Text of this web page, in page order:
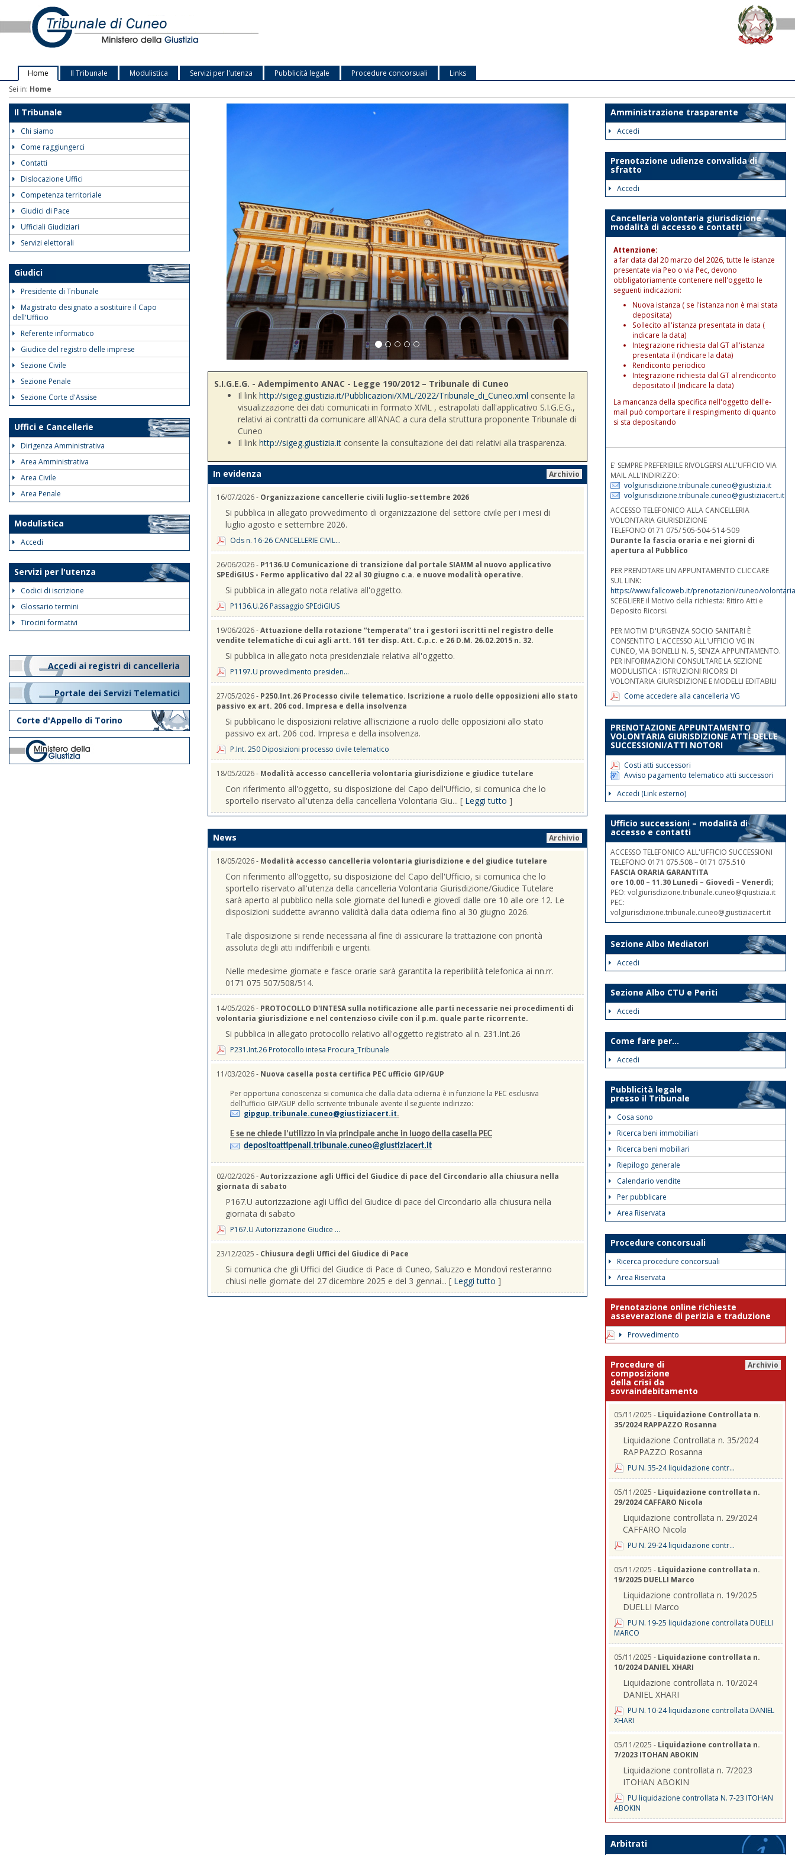
Home Il Tribunale Modulistica Servizi per l'utenza Pubblicità legale Procedure concorsuali
Links
Sei in: Home
Il Tribunale
Chi siamo
Come raggiungerci
Contatti
Dislocazione Uffici
Competenza territoriale
Giudici di Pace
Ufficiali Giudiziari
Servizi elettorali
Giudici
Presidente di Tribunale
Magistrato designato a sostituire il Capo
dell'Ufficio
Referente informatico
Giudice del registro delle imprese
Sezione Civile
Sezione Penale
Sezione Corte d'Assise
Uffici e Cancellerie
Dirigenza Amministrativa
Area Amministrativa
Area Civile
Area Penale
Modulistica
Accedi
Servizi per l'utenza
Codici di iscrizione
Glossario termini
Tirocini formativi
Accedi ai registri di cancelleria
Portale dei Servizi Telematici
Corte d'Appello di Torino
S.I.G.E.G. - Adempimento ANAC - Legge 190/2012 – Tribunale di Cuneo
Il link http://sigeg.giustizia.it/Pubblicazioni/XML/2022/Tribunale_di_Cuneo.xml consente la
visualizzazione dei dati comunicati in formato XML , estrapolati dall'applicativo S.I.G.E.G.,
relativi ai contratti da comunicare all'ANAC a cura della struttura proponente Tribunale di
Cuneo
Il link http://sigeg.giustizia.it consente la consultazione dei dati relativi alla trasparenza.
In evidenza Archivio
16/07/2026 - Organizzazione cancellerie civili luglio-settembre 2026
Si pubblica in allegato provvedimento di organizzazione del settore civile per i mesi di
luglio agosto e settembre 2026.
Ods n. 16-26 CANCELLERIE CIVIL...
26/06/2026 - P1136.U Comunicazione di transizione dal portale SIAMM al nuovo applicativo
SPEdiGIUS - Fermo applicativo dal 22 al 30 giugno c.a. e nuove modalità operative.
Si pubblica in allegato nota relativa all'oggetto.
P1136.U.26 Passaggio SPEdiGIUS
19/06/2026 -Attuazione della rotazione “temperata” tra i gestori iscritti nel registro delle
vendite telematiche di cui agli artt. 161 ter disp. Att. C.p.c. e 26 D.M. 26.02.2015 n. 32.
Si pubblica in allegato nota presidenziale relativa all'oggetto.
P1197.U provvedimento presiden...
27/05/2026 - P250.Int.26 Processo civile telematico. Iscrizione a ruolo delle opposizioni allo stato
passivo ex art. 206 cod. Impresa e della insolvenza
Si pubblicano le disposizioni relative all'iscrizione a ruolo delle opposizioni allo stato
passivo ex art. 206 cod. Impresa e della insolvenza.
P.Int. 250 Diposizioni processo civile telematico
18/05/2026 - Modalità accesso cancelleria volontaria giurisdizione e giudice tutelare
Con riferimento all'oggetto, su disposizione del Capo dell'Ufficio, si comunica che lo
sportello riservato all'utenza della cancelleria Volontaria Giu... [ Leggi tutto ]
News Archivio
18/05/2026 - Modalità accesso cancelleria volontaria giurisdizione e del giudice tutelare
Con riferimento all'oggetto, su disposizione del Capo dell'Ufficio, si comunica che lo
sportello riservato all'utenza della cancelleria Volontaria Giurisdizione/Giudice Tutelare
sarà aperto al pubblico nella sole giornate del lunedì e giovedì dalle ore 10 alle ore 12. Le
disposizioni suddette avranno validità dalla data odierna fino al 30 giugno 2026.
Tale disposizione si rende necessaria al fine di assicurare la trattazione con priorità
assoluta degli atti indifferibili e urgenti.
Nelle medesime giornate e fasce orarie sarà garantita la reperibilità telefonica ai nn.rr.
0171 075 507/508/514.
14/05/2026 - PROTOCOLLO D'INTESA sulla notificazione alle parti necessarie nei procedimenti di
volontaria giurisdizione e nel contenzioso civile con il p.m. quale parte ricorrente.
Si pubblica in allegato protocollo relativo all'oggetto registrato al n. 231.Int.26
P231.Int.26 Protocollo intesa Procura_Tribunale
11/03/2026 - Nuova casella posta certifica PEC ufficio GIP/GUP
Per opportuna conoscenza si comunica che dalla data odierna è in funzione la PEC esclusiva
dell’’ufficio GIP/GUP dello scrivente tribunale avente il seguente indirizzo:
gipgup.tribunale.cuneo@giustiziacert.it.
E se ne chiede l’utilizzo in via principale anche in luogo della casella PEC
depositoattipenali.tribunale.cuneo@giustiziacert.it
02/02/2026 -Autorizzazione agli Uffici del Giudice di pace del Circondario alla chiusura nella
giornata di sabato
P167.U autorizzazione agli Uffici del Giudice di pace del Circondario alla chiusura nella
giornata di sabato
P167.U Autorizzazione Giudice ...
23/12/2025 - Chiusura degli Uffici del Giudice di Pace
Si comunica che gli Uffici del Giudice di Pace di Cuneo, Saluzzo e Mondovì resteranno
chiusi nelle giornate del 27 dicembre 2025 e del 3 gennai... [ Leggi tutto ]
Amministrazione trasparente
Accedi
Prenotazione udienze convalida di
sfratto
Accedi
Cancelleria volontaria giurisdizione –
modalità di accesso e contatti
Attenzione:
a far data dal 20 marzo del 2026, tutte le istanze
presentate via Peo o via Pec, devono
obbligatoriamente contenere nell'oggetto le
seguenti indicazioni:
Nuova istanza ( se l'istanza non è mai stata
depositata)
Sollecito all'istanza presentata in data (
indicare la data)
Integrazione richiesta dal GT all'istanza
presentata il (indicare la data)
Rendiconto periodico
Integrazione richiesta dal GT al rendiconto
depositato il (indicare la data)
La mancanza della specifica nell'oggetto dell'e-
mail può comportare il respingimento di quanto
si sta depositando
E' SEMPRE PREFERIBILE RIVOLGERSI ALL'UFFICIO VIA
MAIL ALL'INDIRIZZO:
volgiurisdizione.tribunale.cuneo@giustizia.it
volgiurisdizione.tribunale.cuneo@giustiziacert.it
ACCESSO TELEFONICO ALLA CANCELLERIA
VOLONTARIA GIURISDIZIONE
TELEFONO 0171 075/ 505-504-514-509
Durante la fascia oraria e nei giorni di
apertura al Pubblico
PER PRENOTARE UN APPUNTAMENTO CLICCARE
SUL LINK:
https://www.fallcoweb.it/prenotazioni/cuneo/
SCEGLIERE il Motivo della richiesta: Ritiro Atti e
Deposito Ricorsi.
PER MOTIVI D'URGENZA SOCIO SANITARI È
CONSENTITO L'ACCESSO ALL'UFFICIO VG IN
CUNEO, VIA BONELLI N. 5, SENZA APPUNTAMENTO.
PER INFORMAZIONI CONSULTARE LA SEZIONE
MODULISTICA : ISTRUZIONI RICORSI DI
VOLONTARIA GIURISDIZIONE E MODELLI EDITABILI
Come accedere alla cancelleria VG
PRENOTAZIONE APPUNTAMENTO
VOLONTARIA GIURISDIZIONE ATTI DELLE
SUCCESSIONI/ATTI NOTORI
Costi atti successori
Avviso pagamento telematico atti successori
Accedi (Link esterno)
Ufficio successioni – modalità di
accesso e contatti
ACCESSO TELEFONICO ALL'UFFICIO SUCCESSIONI
TELEFONO 0171 075.508 – 0171 075.510
FASCIA ORARIA GARANTITA
ore 10.00 – 11.30 Lunedì – Giovedì – Venerdì;
PEO: volgiurisdizione.tribunale.cuneo@qiustizia.it
PEC:
volgiurisdizione.tribunale.cuneo@giustiziacert.it
Sezione Albo Mediatori
Accedi
Sezione Albo CTU e Periti
Accedi
Come fare per...
Accedi
Pubblicità legale
presso il Tribunale
Cosa sono
Ricerca beni immobiliari
Ricerca beni mobiliari
Riepilogo generale
Calendario vendite
Per pubblicare
Area Riservata
Procedure concorsuali
Ricerca procedure concorsuali
Area Riservata
Prenotazione online richieste
asseverazione di perizia e traduzione
Provvedimento
Procedure di
composizione
della crisi da
sovraindebitamento
Archivio
05/11/2025 - Liquidazione Controllata n.
35/2024 RAPPAZZO Rosanna
Liquidazione Controllata n. 35/2024
RAPPAZZO Rosanna
PU N. 35-24 liquidazione contr...
05/11/2025 - Liquidazione controllata n.
29/2024 CAFFARO Nicola
Liquidazione controllata n. 29/2024
CAFFARO Nicola
PU N. 29-24 liquidazione contr...
05/11/2025 - Liquidazione controllata n.
19/2025 DUELLI Marco
Liquidazione controllata n. 19/2025
DUELLI Marco
PU N. 19-25 liquidazione controllata DUELLI
MARCO
05/11/2025 - Liquidazione controllata n.
10/2024 DANIEL XHARI
Liquidazione controllata n. 10/2024
DANIEL XHARI
PU N. 10-24 liquidazione controllata DANIEL
XHARI
05/11/2025 - Liquidazione controllata n.
7/2023 ITOHAN ABOKIN
Liquidazione controllata n. 7/2023
ITOHAN ABOKIN
PU liquidazione controllata N. 7-23 ITOHAN
ABOKIN
Arbitrati